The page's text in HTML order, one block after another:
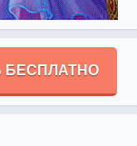
БЕСПЛАТНО